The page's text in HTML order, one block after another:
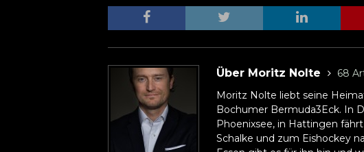
Über Moritz Nolte
68
Moritz Nolte liebt seine
Bochumer Bermuda3Eck. In
Phoenixsee, in Hattingen
Schalke und zum Eishockey